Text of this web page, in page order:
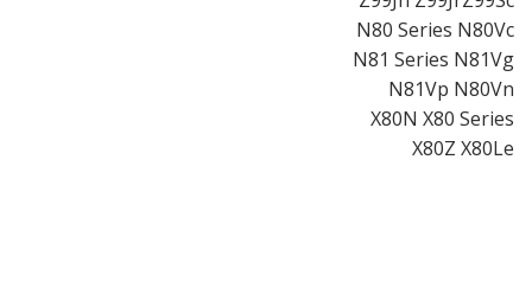
N80 Series N80Vc
N81 Series N81Vg
N81Vp N80Vn
X80N X80 Series
X80Z X80Le